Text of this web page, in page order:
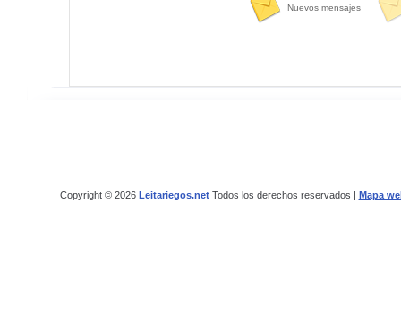
Nuevos mensajes
Copyright © 2026 Leitariegos.netTodos los derechos reservados | Mapa